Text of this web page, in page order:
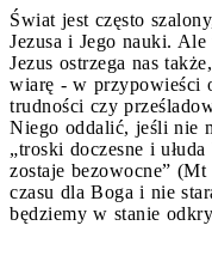
Świat jest często
Jezusa i Jego nauki.
Jezus ostrzega nas
wiarę - w przypowieści
trudności czy
Niego oddalić, jeśli nie
„troski doczesne i
zostaje bezowocne”
czasu dla Boga i nie
będziemy w stanie